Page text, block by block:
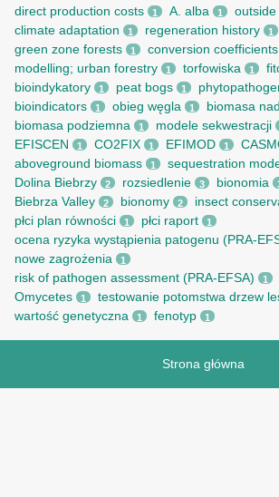
direct production costs 1 A. alba 1
climate adaptation 1 regeneration history 1
green zone forests 1 conversion coefficients
modelling; urban forestry 1 torfowiska 1
bioindykatory 1 peat bogs 1
bioindicators 1 obieg węgla 1 biomasa
biomasa podziemna 1 modele sekwestracji
EFISCEN 1 CO2FIX 1 EFIMOD 1
aboveground biomass 1 sequestration
Dolina Biebrzy 2 rozsiedlenie 3 bionomia
Biebrza Valley 2 bionomy 2 insect
płci plan równości 1 płci raport 1
ocena ryzyka wystąpienia patogenu (PRA-
nowe zagrożenia 1
risk of pathogen assessment (PRA-EFSA) 1
Omycetes 1 testowanie potomstwa drzew
wartość genetyczna 1 fenotyp 1
Strona główna